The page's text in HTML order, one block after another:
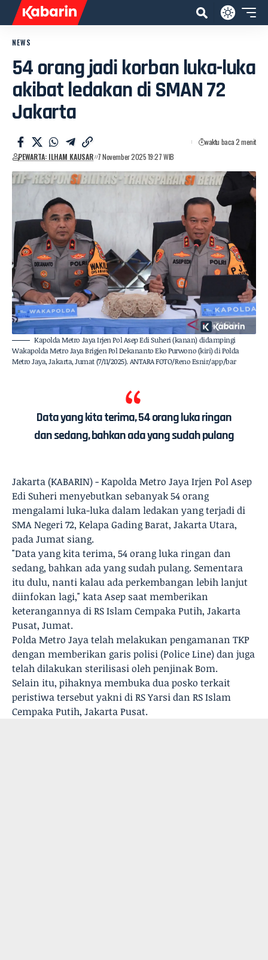
NEWS
54 orang jadi korban luka-luka
akibat ledakan di SMAN 72
Jakarta
PEWARTA: ILHAM KAUSAR 7 November 2025 19:27 WIB
waktu baca 2 menit
Kapolda Metro Jaya Irjen Pol Asep Edi Suheri (kanan) didampingi
Wakapolda Metro Jaya Brigjen Pol Dekananto Eko Purwono (kiri) di Polda
Metro Jaya, Jakarta, Jumat (7/11/2025). ANTARA FOTO/Reno Esnir/app/bar
Data yang kita terima, 54 orang luka ringan
dan sedang, bahkan ada yang sudah pulang
Jakarta (KABARIN) - Kapolda Metro Jaya Irjen Pol Asep
Edi Suheri menyebutkan sebanyak 54 orang
mengalami luka-luka dalam ledakan yang terjadi di
SMA Negeri 72, Kelapa Gading Barat, Jakarta Utara,
pada Jumat siang.
"Data yang kita terima, 54 orang luka ringan dan
sedang, bahkan ada yang sudah pulang. Sementara
itu dulu, nanti kalau ada perkembangan lebih lanjut
diinfokan lagi," kata Asep saat memberikan
keterangannya di RS Islam Cempaka Putih, Jakarta
Pusat, Jumat.
Polda Metro Jaya telah melakukan pengamanan TKP
dengan memberikan garis polisi (Police Line) dan juga
telah dilakukan sterilisasi oleh penjinak Bom.
Selain itu, pihaknya membuka dua posko terkait
peristiwa tersebut yakni di RS Yarsi dan RS Islam
Cempaka Putih, Jakarta Pusat.